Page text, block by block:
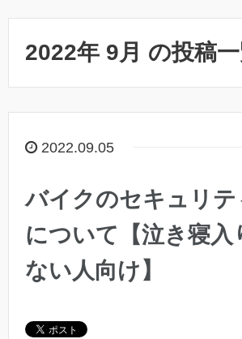
2022年 9月 の投稿
2022.09.05
バイクのセキュリテ
について【泣き寝入
ない人向け】